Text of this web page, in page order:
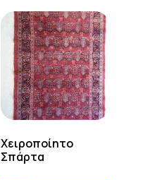
Χειροποίητο
Σπάρτα